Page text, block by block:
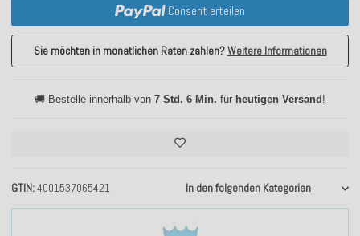
GTIN 4001537065421 In den folgenden Kategorien
Consent erteilen
Sie möchten in monatlichen Raten zahlen?Weitere Informationen
🚚 Bestelle innerhalb von 7 Std. 6 Min. für heutigen Versand!